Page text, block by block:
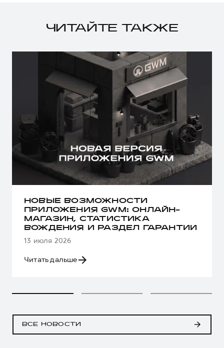
ЧИТАЙТЕ ТАКЖЕ
НОВЫЕ ВОЗМОЖНОСТИ
ПРИЛОЖЕНИЯ GWM: ОНЛАЙН-
МАГАЗИН, СТАТИСТИКА
ВОЖДЕНИЯ И РАЗДЕЛ ГАРАНТИИ
13 июля 2026
Читать дальше
ВСЕ НОВОСТИ